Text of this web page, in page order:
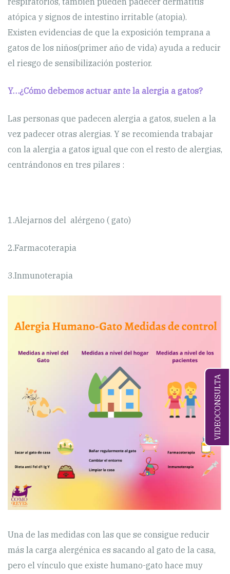
VIDEOCONSULTA
atópica y signos de intestino irritable (atopia).
Existen evidencias de que la exposición temprana a
gatos de los niños(primer año de vida) ayuda a reducir
el riesgo de sensibilización posterior.
Y…¿Cómo debemos actuar ante la alergia a gatos?
Las personas que padecen alergia a gatos, suelen a la
vez padecer otras alergias. Y se recomienda trabajar
con la alergia a gatos igual que con el resto de alergias,
centrándonos en tres pilares :
1.Alejarnos del alérgeno ( gato)
2.Farmacoterapia
3.Inmunoterapia
Una de las medidas con las que se consigue reducir
más la carga alergénica es sacando al gato de la casa,
pero el vínculo que existe humano-gato hace muy